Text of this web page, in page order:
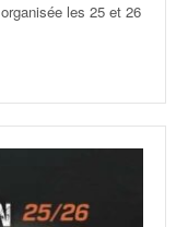
les 25 et 26